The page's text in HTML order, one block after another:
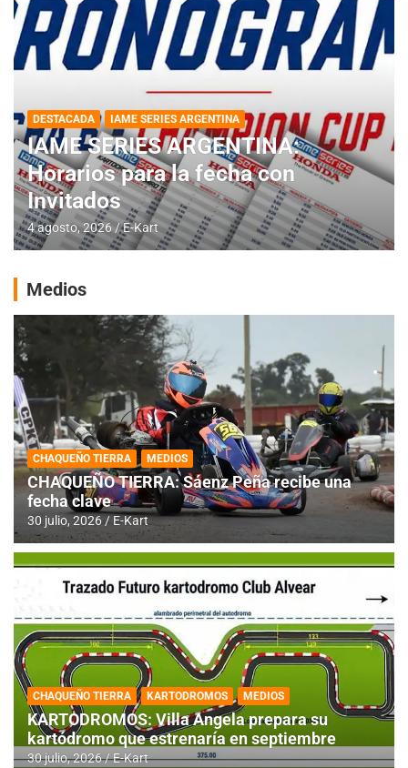
DESTACADA IAME SERIES ARGENTINA
IAME SERIES ARGENTINA:
Horarios para la fecha con
Invitados
4 agosto, 2026 E-Kart
Medios
CHAQUEÑO TIERRA MEDIOS
CHAQUEÑO TIERRA: Sáenz Peña recibe una
fecha clave
30 julio, 2026 E-Kart
CHAQUEÑO TIERRA KARTODROMOS MEDIOS
KARTODROMOS: Villa Angela prepara su
kartódromo que estrenaría en septiembre
30 julio, 2026 E-Kart